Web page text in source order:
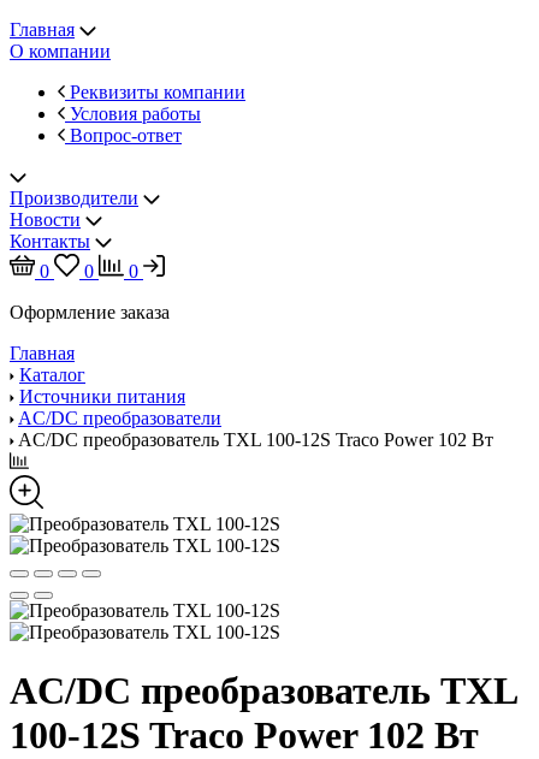
Главная
О компании
Реквизиты компании
Условия работы
Вопрос-ответ
Производители
Новости
Контакты
0
0
0
Оформление заказа
Главная
Каталог
Источники питания
AC/DC преобразователи
AC/DC преобразователь TXL 100-12S Traco Power 102 Вт
AC/DC преобразователь TXL
100-12S Traco Power 102 Вт